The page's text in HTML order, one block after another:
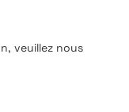
veuillez nous